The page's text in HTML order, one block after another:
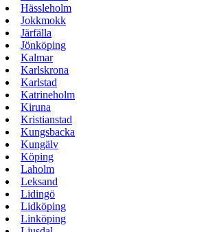
Hässleholm
Jokkmokk
Järfälla
Jönköping
Kalmar
Karlskrona
Karlstad
Katrineholm
Kiruna
Kristianstad
Kungsbacka
Kungälv
Köping
Laholm
Leksand
Lidingö
Lidköping
Linköping